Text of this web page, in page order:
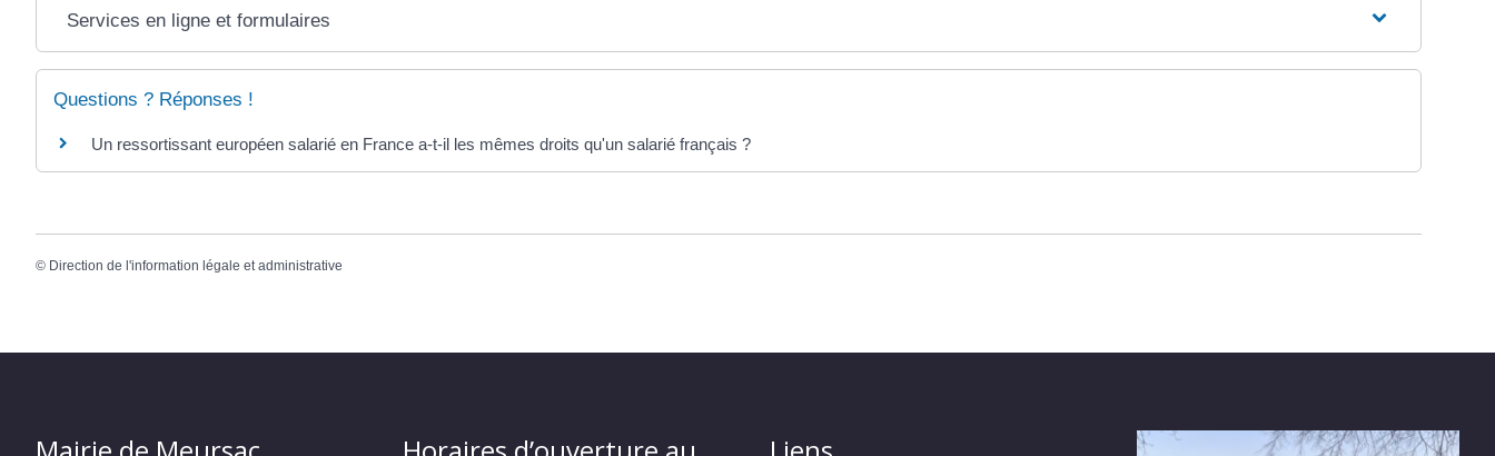
Services en ligne et formulaires
Questions ? Réponses !
Un ressortissant européen salarié en France a-t-il les mêmes droits qu'un salarié français ?
© Direction de l'information légale et administrative